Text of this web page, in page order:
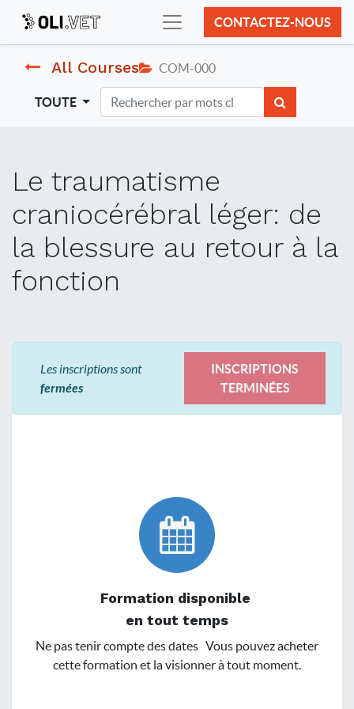
CONTACTEZ-NOUS
All Courses COM-000
TOUTE
Le traumatisme
craniocérébral léger: de
la blessure au retour à la
fonction
Les inscriptions sont
fermées
INSCRIPTIONS
TERMINÉES
Formation disponible
en tout temps
Ne pas tenir compte des dates Vous pouvez acheter
cette formation et la visionner à tout moment.